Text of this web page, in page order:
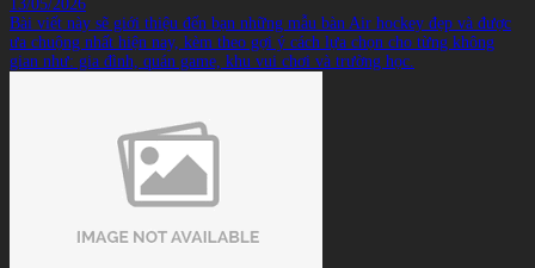
13/05/2026
Bài viết này sẽ giới thiệu đến bạn những mẫu bàn Air hockey đẹp và được
ưa chuộng nhất hiện nay, kèm theo gợi ý cách lựa chọn cho từng không
gian như: gia đình, quán game, khu vui chơi và trường học.